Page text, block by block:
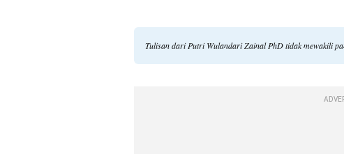
Tulisan dari Putri Wulandari Zainal PhD tidak mewakili